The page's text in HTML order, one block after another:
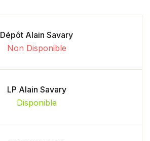
Dépôt Alain Savary
Non Disponible
LP Alain Savary
Disponible